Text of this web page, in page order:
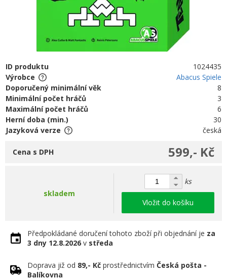
ID produktu
1024435
Výrobce
Abacus Spiele
Doporučený minimální věk
8
Minimální počet hráčů
3
Maximální počet hráčů
6
Herní doba (min.)
30
Jazyková verze
česká
599,- Kč
Cena s DPH
skladem
ks
Vložit do košíku
Předpokládané doručení tohoto zboží při objednání je za
3 dny 12.8.2026 v středa
Doprava již od 89,- Kč prostřednictvím Česká pošta -
Balíkovna